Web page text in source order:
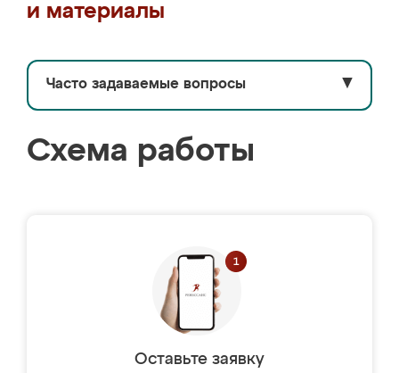
и материалы
Часто задаваемые вопросы ▼
Схема работы
Оставьте заявку